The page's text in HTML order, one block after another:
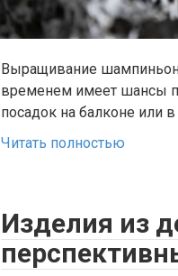
Выращивание
временем имеет шансы
посадок на балконе или
Читать полностью
Изделия из